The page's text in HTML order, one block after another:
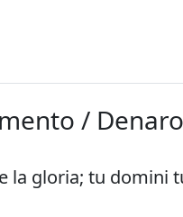
/ Denaro
la gloria; tu